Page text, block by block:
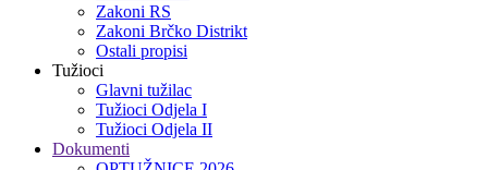
Zakoni RS
Zakoni Brčko Distrikt
Ostali propisi
Tužioci
Glavni tužilac
Tužioci Odjela I
Tužioci Odjela II
Dokumenti